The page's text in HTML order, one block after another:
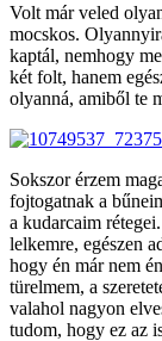
Volt már veled
mocskos.
kaptál, nemhogy
két folt, hanem
olyanná, amiből te
Sokszor érzem
fojtogatnak a
a kudarcaim
lelkemre, egészen
hogy én már nem
türelmem, a
valahol nagyon
tudom, hogy ez az